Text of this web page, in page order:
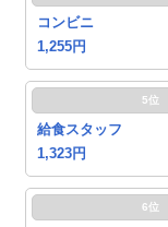
コンビニ
1,255円
5位
給食スタッフ
1,323円
6位